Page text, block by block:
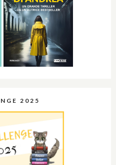
2025